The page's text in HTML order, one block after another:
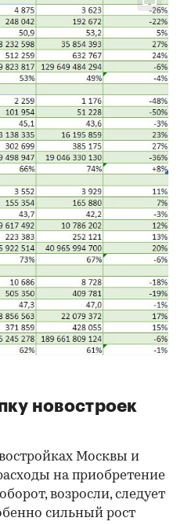
новостроек
Москвы и
на приобретение
возросли, следует
сильный рост